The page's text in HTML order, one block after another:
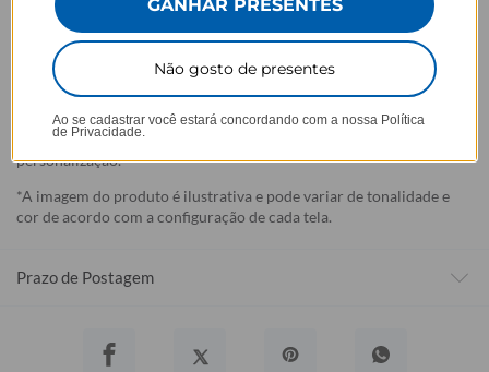
- Após o início da produção,
cancelamentos ou alterações, pois o produto não pode retornar
ao estoque.
Defeito
- O produto tem uma garantia de 90 dias contra defeitos de
fabricação e montagem, e 6 meses contra defeitos de
personalização.
*A imagem do produto é ilustrativa e pode variar de tonalidade e
cor de acordo com a configuração de cada tela.
Prazo de Postagem
GANHAR PRESENTES
Não gosto de presentes
Ao se cadastrar você estará concordando com a nossa Política
de Privacidade.